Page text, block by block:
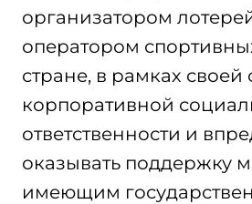
организатором
оператором
стране, в рамках своей
корпоративной
ответственности и
оказывать поддержку
имеющим